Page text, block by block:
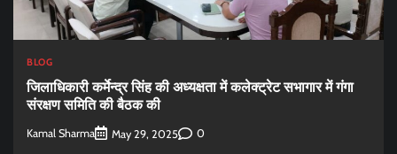
BLOG
जिलाधिकारी कर्मेन्द्र सिंह की अध्यक्षता में कलेक्ट्रेट सभागार में गंगा
संरक्षण समिति की बैठक की
Kamal Sharma May 29, 2025 0